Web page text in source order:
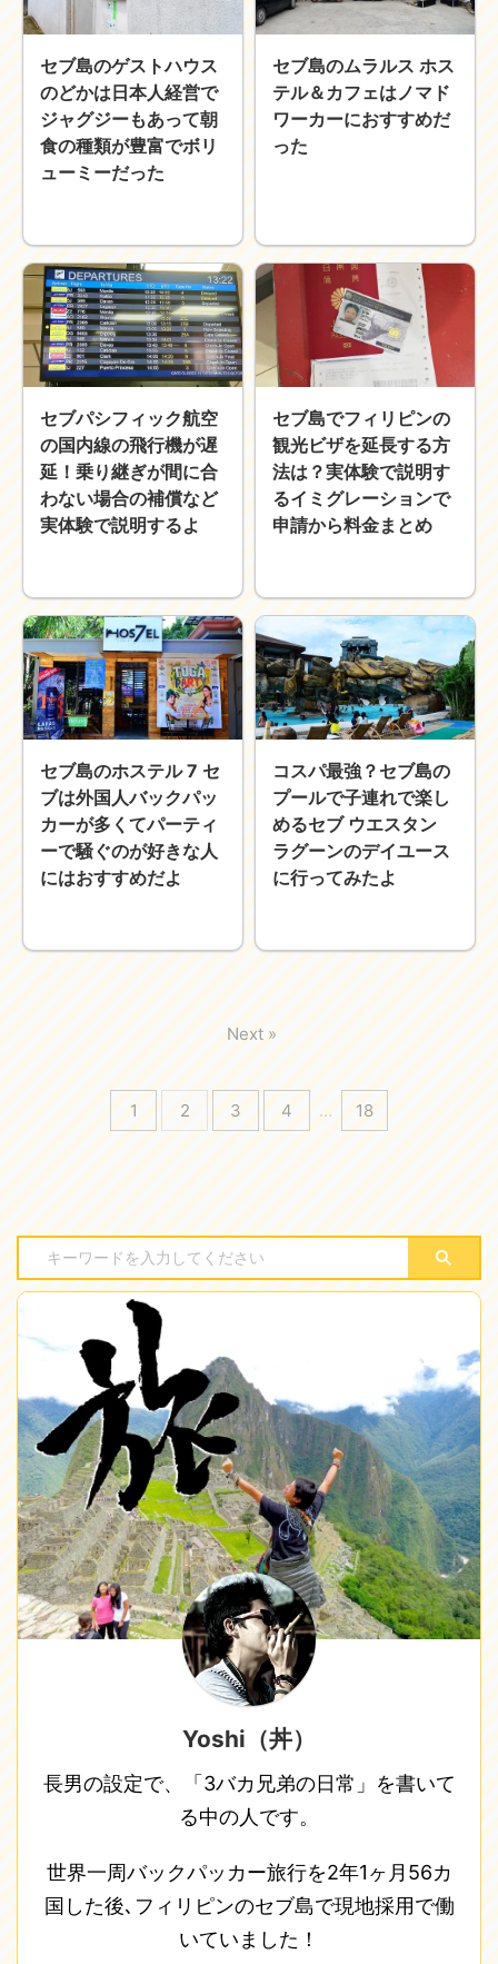
セブ島のゲストハウス
のどかは日本人経営で
ジャグジーもあって朝
食の種類が豊富でボリ
ューミーだった
セブ島のムラルス ホス
テル＆カフェはノマド
ワーカーにおすすめだ
った
セブパシフィック航空
の国内線の飛行機が遅
延！乗り継ぎが間に合
わない場合の補償など
実体験で説明するよ
セブ島でフィリピンの
観光ビザを延長する方
法は？実体験で説明す
るイミグレーションで
申請から料金まとめ
セブ島のホステル 7 セ
ブは外国人バックパッ
カーが多くてパーティ
ーで騒ぐのが好きな人
にはおすすめだよ
コスパ最強？セブ島の
プールで子連れで楽し
めるセブ ウエスタン
ラグーンのデイユース
に行ってみたよ
1 2 3 4 … 18
Next »
Yoshi（丼）
長男の設定で、「3バカ兄弟の日常」を書いて
る中の人です。
世界一周バックパッカー旅行を2年1ヶ月56カ
国した後､フィリピンのセブ島で現地採用で働
いていました！